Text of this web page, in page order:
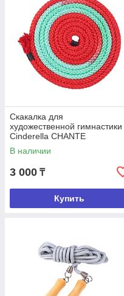
Скакалка для
художественной гимнастики
Cinderella CHANTE
В наличии
3 000 ₸
Купить